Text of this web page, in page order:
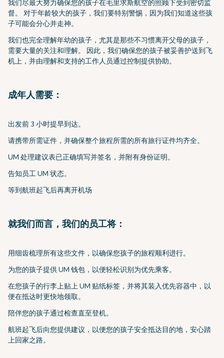
我们尽最大努力确保您的孩子在毛里求斯航空的照顾下受到密切监
督。 对于年龄较大的孩子，我们要特别警惕，因为我们知道这些孩
子可能会分心并走神。
我们也完全理解年幼的孩子，尤其是那些不习惯离开父母的孩子，
需要大量的关注和理解。 因此，我们确保您的孩子被妥善护送到飞
机上，并由理解和支持的工作人员通过控制提供协助。
成年人需要：
出发前 3 小时提早到达。
请携带所需证件，并确保整个旅程所需的所有旅行证件均齐全。
UM 处理建议表已正确填写并签名，并附有身份证明。
告知员工 UM 状态。
等到航班起飞后再离开机场
就我们而言，我们的员工将：
用细齿梳理所有这些文件，以确保您孩子的旅程顺利进行。
为您的孩子提供 UM 钱包，以便轻松识别为优先乘客。
在您孩子的行李上贴上 UM 贴纸标签，并将其装入优先容器中，以
便在抵达时更快地领取。
陪伴您的孩子通过检查直至登机。
航班起飞后向您提供建议，以便您的孩子安全抵达目的地，安心踏
上回家之路。